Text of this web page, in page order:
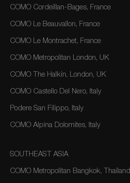
COMO Cordeillan-Bages, France
COMO Le Beauvallon, France
COMO Le Montrachet, France
COMO Metropolitan London, UK
COMO The Halkin, London, UK
COMO Castello Del Nero, Italy
Podere San Filippo, Italy
COMO Alpina Dolomites, Italy
SOUTHEAST ASIA
COMO Metropolitan Bangkok, Thailand